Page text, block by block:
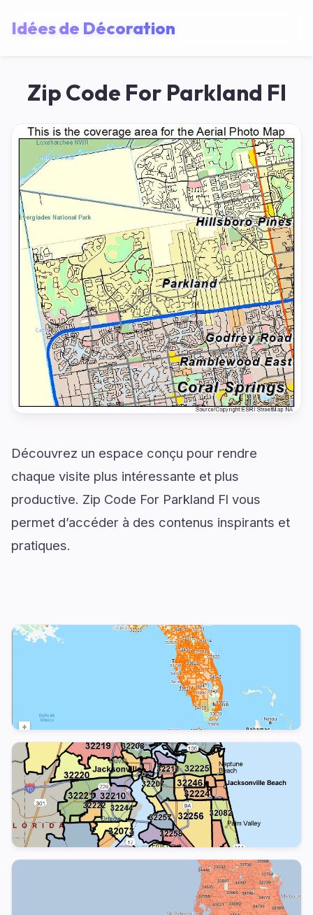
Idées de Décoration
Zip Code For Parkland Fl
Découvrez un espace conçu pour rendre
chaque visite plus intéressante et plus
productive. Zip Code For Parkland Fl vous
permet d’accéder à des contenus inspirants et
pratiques.